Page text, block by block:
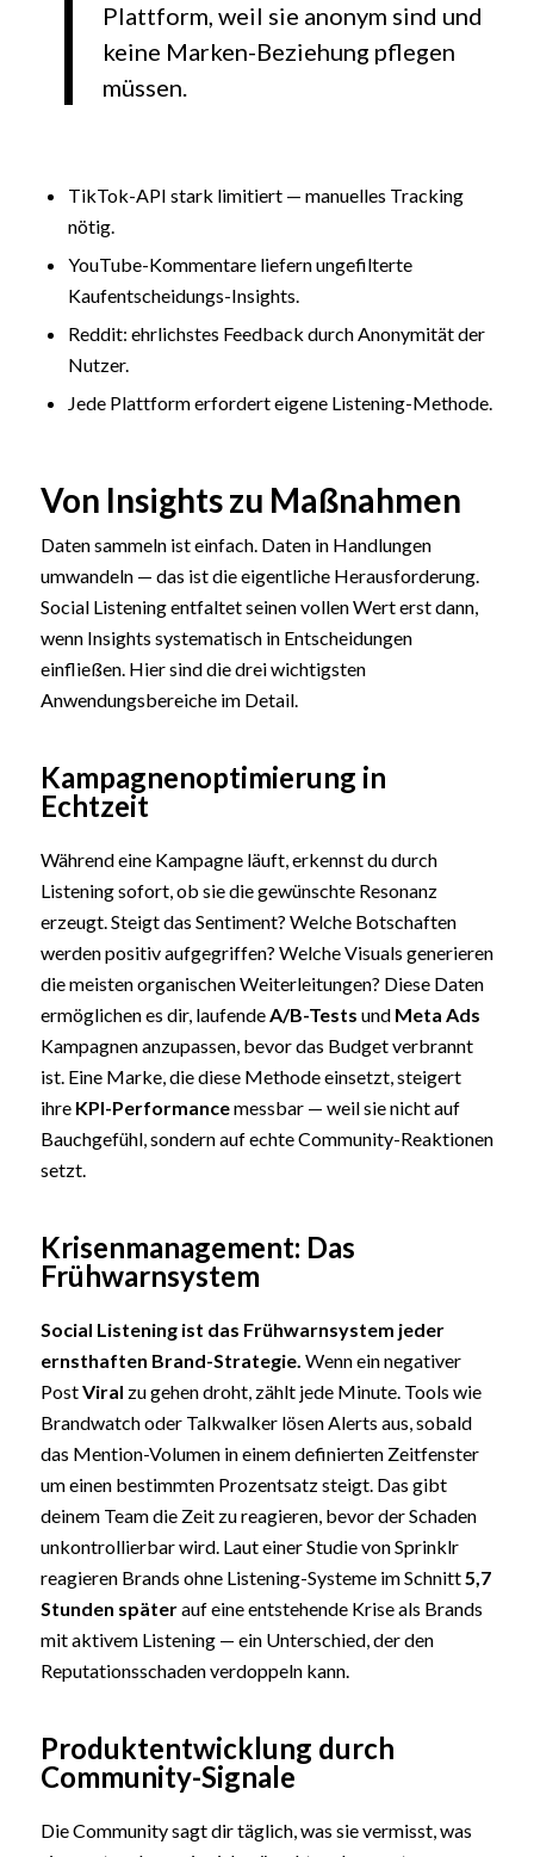
Plattform, weil sie anonym sind und
keine Marken-Beziehung pflegen
müssen.
TikTok-API stark limitiert — manuelles Tracking
nötig.
YouTube-Kommentare liefern ungefilterte
Kaufentscheidungs-Insights.
Reddit: ehrlichstes Feedback durch Anonymität der
Nutzer.
Jede Plattform erfordert eigene Listening-Methode.
Von Insights zu Maßnahmen
Daten sammeln ist einfach. Daten in Handlungen
umwandeln — das ist die eigentliche Herausforderung.
Social Listening entfaltet seinen vollen Wert erst dann,
wenn Insights systematisch in Entscheidungen
einfließen. Hier sind die drei wichtigsten
Anwendungsbereiche im Detail.
Kampagnenoptimierung in
Echtzeit
Während eine Kampagne läuft, erkennst du durch
Listening sofort, ob sie die gewünschte Resonanz
erzeugt. Steigt das Sentiment? Welche Botschaften
werden positiv aufgegriffen? Welche Visuals generieren
die meisten organischen Weiterleitungen? Diese Daten
ermöglichen es dir, laufendeA/B-Tests und Meta Ads
Kampagnen anzupassen, bevor das Budget verbrannt
ist. Eine Marke, die diese Methode einsetzt, steigert
ihre KPI-Performancemessbar — weil sie nicht auf
Bauchgefühl, sondern auf echte Community-Reaktionen
setzt.
Krisenmanagement: Das
Frühwarnsystem
Social Listening ist das Frühwarnsystem jeder
ernsthaften Brand-Strategie. Wenn ein negativer
PostViral zu gehen droht, zählt jede Minute. Tools wie
Brandwatch oder Talkwalker lösen Alerts aus, sobald
das Mention-Volumen in einem definierten Zeitfenster
um einen bestimmten Prozentsatz steigt. Das gibt
deinem Team die Zeit zu reagieren, bevor der Schaden
unkontrollierbar wird. Laut einer Studie von Sprinklr
reagieren Brands ohne Listening-Systeme im Schnitt5,7
Stunden späterauf eine entstehende Krise als Brands
mit aktivem Listening — ein Unterschied, der den
Reputationsschaden verdoppeln kann.
Produktentwicklung durch
Community-Signale
Die Community sagt dir täglich, was sie vermisst, was